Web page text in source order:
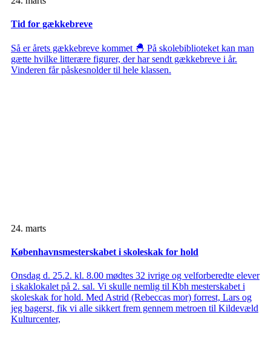
Tid for gækkebreve
Så er årets gækkebreve kommet 🐣 På skolebiblioteket kan man
gætte hvilke litterære figurer, der har sendt gækkebreve i år.
Vinderen får påskesnolder til hele klassen.
24. marts
Københavnsmesterskabet i skoleskak for hold
Onsdag d. 25.2. kl. 8.00 mødtes 32 ivrige og velforberedte elever
i skaklokalet på 2. sal. Vi skulle nemlig til Kbh mesterskabet i
skoleskak for hold. Med Astrid (Rebeccas mor) forrest, Lars og
jeg bagerst, fik vi alle sikkert frem gennem metroen til Kildevæld
Kulturcenter,